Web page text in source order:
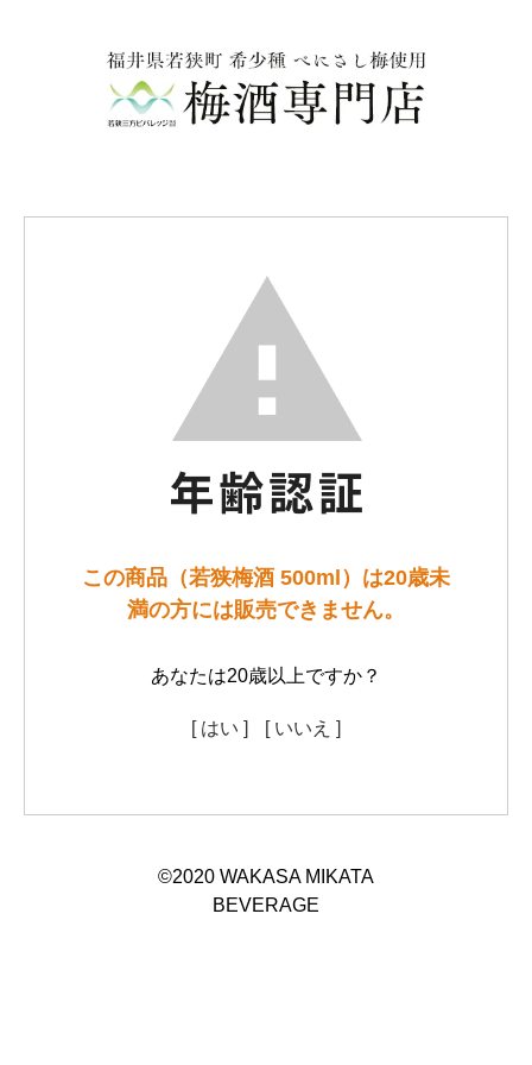
この商品（若狭梅酒 500ml）は20歳未
満の方には販売できません。
あなたは20歳以上ですか？
[ はい ] [ いいえ ]
©2020 WAKASA MIKATA
BEVERAGE